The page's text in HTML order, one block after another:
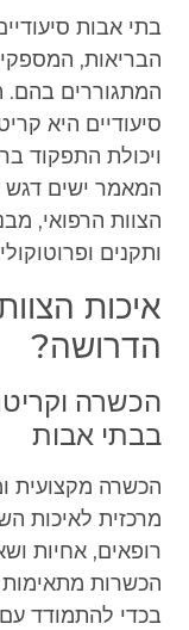
בתי אבות
הבריאות,
המתגוררים בהם.
סיעודיים היא
ויכולת התפקוד
המאמר ישים דגש
הצוות הרפואי,
ותקנים
איכות
הדרושה?
הכשרה
בבתי אבות
הכשרה מקצועית
מרכזית לאיכות
רופאים, אחיות
הכשרות מתאימות
בכדי להתמודד